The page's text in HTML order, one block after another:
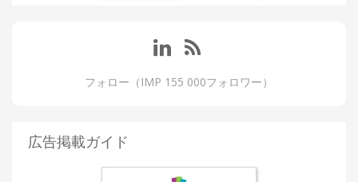
フォロー（IMP 155 000フォロワー）
広告掲載ガイド